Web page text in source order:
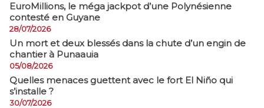
EuroMillions, ​le méga jackpot d’une Polynésienne
contesté en Guyane
28/07/2026
​Un mort et deux blessés dans la chute d’un engin de
chantier à Punaauia
05/08/2026
Quelles menaces guettent avec le fort El Niño qui
s’installe ?
30/07/2026